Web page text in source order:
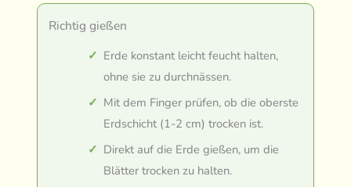
Richtig gießen
Erde konstant leicht feucht halten,
ohne sie zu durchnässen.
Mit dem Finger prüfen, ob die oberste
Erdschicht (1-2 cm) trocken ist.
Direkt auf die Erde gießen, um die
Blätter trocken zu halten.